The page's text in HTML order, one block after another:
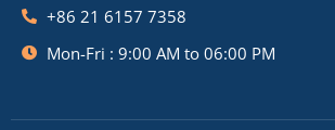
+86 21 6157 7358
Mon-Fri : 9:00 AM to 06:00 PM